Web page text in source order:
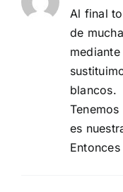
Al final
de
blancos.
es